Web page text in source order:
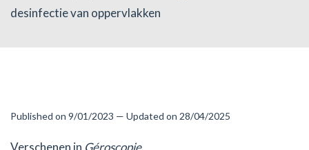
desinfectie van oppervlakken
Published on 9/01/2023 — Updated on 28/04/2025
Verschenen in Géroscopie